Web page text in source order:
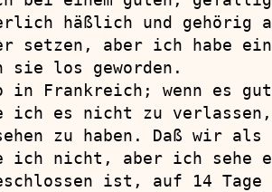
häßlich und
setzen, aber ich habe
sie los geworden.
in Frankreich; wenn es
ich es nicht zu
zu haben. Daß wir als
ich nicht, aber ich sehe
ist, auf 14 Tage